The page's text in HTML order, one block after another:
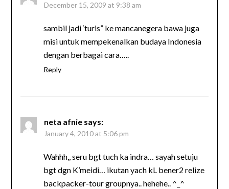
December 15, 2009 at 9:38 am
sambil jadi ‘turis” ke mancanegera bawa juga
misi untuk mempekenalkan budaya Indonesia
dengan berbagai cara…..
Reply
neta afnie says:
January 4, 2010 at 5:06 pm
Wahhh,, seru bgt tuch ka indra… sayah setuju
bgt dgn K’meidi… ikutan yach kL bener2 relize
backpacker-tour groupnya.. hehehe.. ^_^